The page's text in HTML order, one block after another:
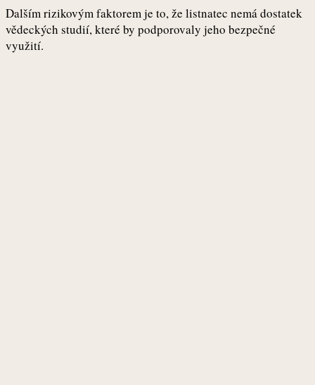
Dalším rizikovým faktorem je to, že listnatec nemá dostatek
vědeckých studií, které by podporovaly jeho bezpečné
využití.